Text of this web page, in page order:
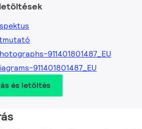
911401801487_EU
911401801487_EU
és letöltés